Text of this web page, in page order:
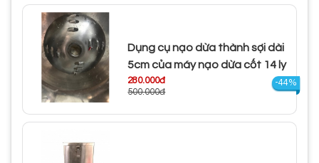
Dụng cụ nạo dừa thành sợi dài
5cm của máy nạo dừa cốt 14 ly
280.000đ
500.000đ
-44%